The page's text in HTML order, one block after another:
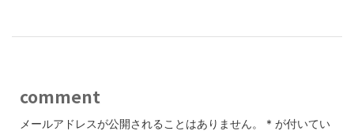
comment
メールアドレスが公開されることはありません。 * が付いてい